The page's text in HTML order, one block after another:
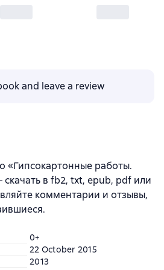
and leave a review
«Гипсокартонные работы.
в fb2, txt, epub, pdf или
комментарии и отзывы,
0+
22 October 2015
2013